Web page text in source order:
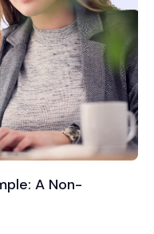
A Non-